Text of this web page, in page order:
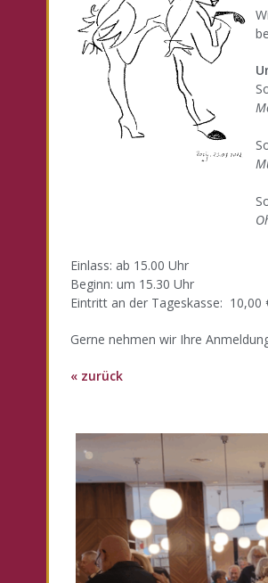
Einlass: ab 15.00 Uhr
Beginn: um 15.30 Uhr
Eintritt an der Tageskasse: 10,00
Gerne nehmen wir Ihre
« zurück